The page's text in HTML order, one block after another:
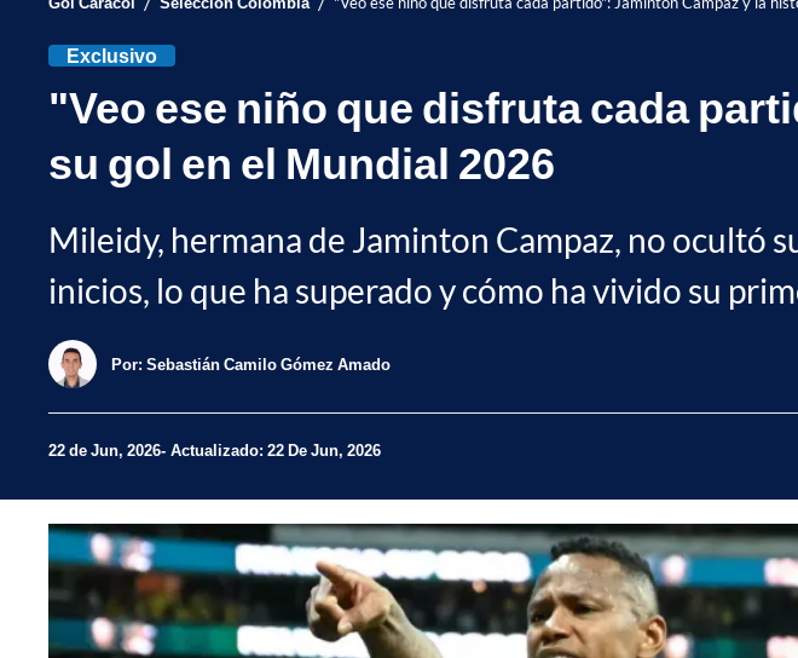
Exclusivo
"Veo ese niño que disfruta cada
su gol en el Mundial 2026
Mileidy, hermana de Jaminton Campaz, no ocultó
inicios, lo que ha superado y cómo ha vivido su
Por: Sebastián Camilo Gómez Amado
22 de Jun, 2026 Actualizado: 22 De Jun, 2026